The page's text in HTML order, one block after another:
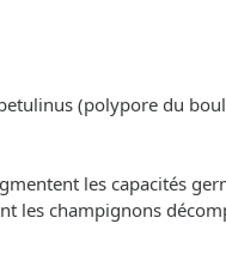
(polypore du
les capacités
les champignons